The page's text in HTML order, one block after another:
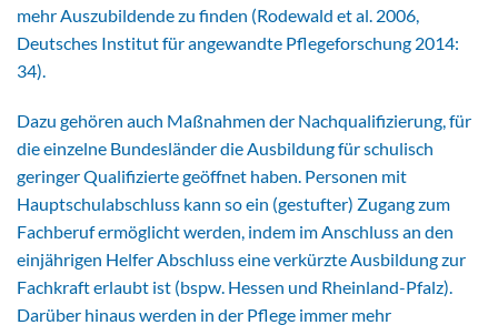
mehr Auszubildende zu finden (Rodewald et al. 2006,
Deutsches Institut für angewandte Pflegeforschung 2014:
34).
Dazu gehören auch Maßnahmen der Nachqualifizierung, für
die einzelne Bundesländer die Ausbildung für schulisch
geringer Qualifizierte geöffnet haben. Personen mit
Hauptschulabschluss kann so ein (gestufter) Zugang zum
Fachberuf ermöglicht werden, indem im Anschluss an den
einjährigen Helfer Abschluss eine verkürzte Ausbildung zur
Fachkraft erlaubt ist (bspw. Hessen und Rheinland-Pfalz).
Darüber hinaus werden in der Pflege immer mehr